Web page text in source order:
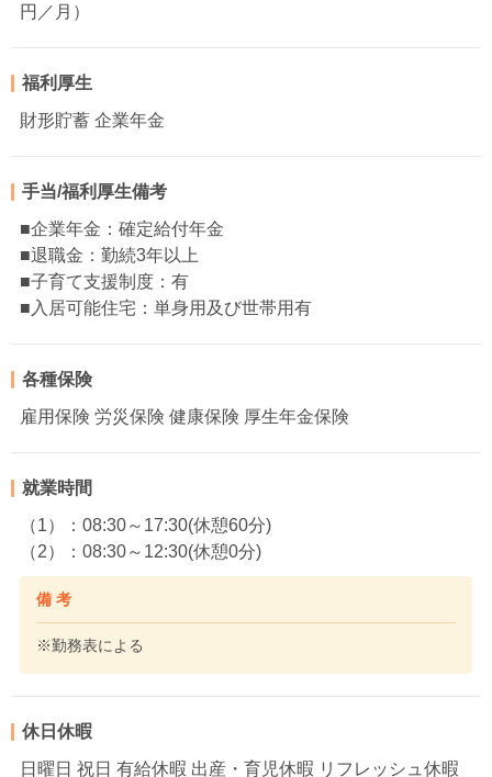
円／月）
福利厚生
財形貯蓄 企業年金
手当/福利厚生備考
■企業年金：確定給付年金
■退職金：勤続3年以上
■子育て支援制度：有
■入居可能住宅：単身用及び世帯用有
各種保険
雇用保険 労災保険 健康保険 厚生年金保険
就業時間
（1）：08:30～17:30(休憩60分)
（2）：08:30～12:30(休憩0分)
備 考
※勤務表による
休日休暇
日曜日 祝日 有給休暇 出産・育児休暇 リフレッシュ休暇